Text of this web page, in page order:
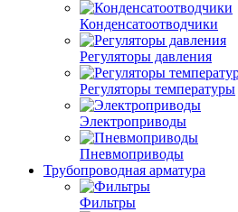
Конденсатоотводчики
Регуляторы давления
Регуляторы температуры
Электроприводы
Пневмоприводы
Трубопроводная арматура
Фильтры